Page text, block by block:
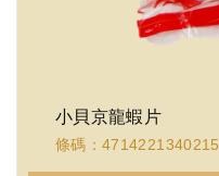
小貝京龍蝦片
條碼：4714221340215